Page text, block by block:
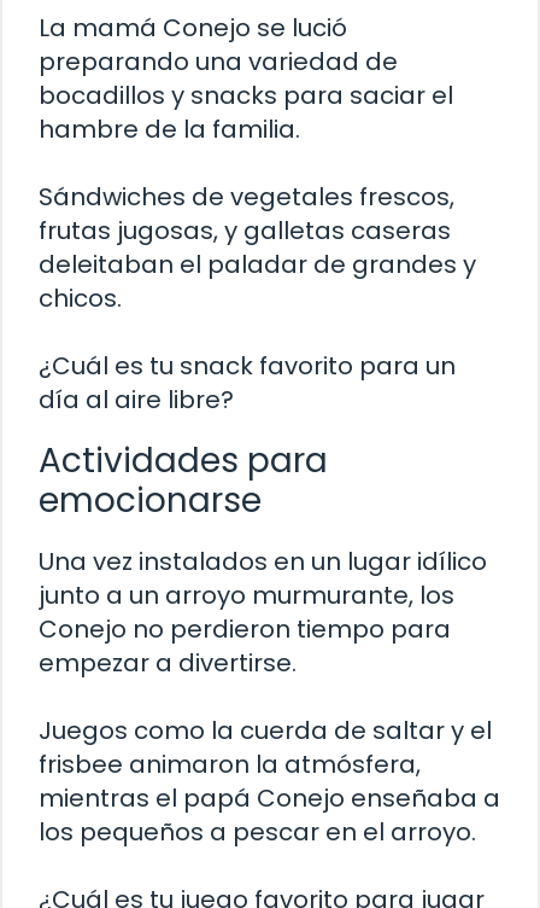
La mamá Conejo se lució
preparando una variedad de
bocadillos y snacks para saciar el
hambre de la familia.
Sándwiches de vegetales frescos,
frutas jugosas, y galletas caseras
deleitaban el paladar de grandes y
chicos.
¿Cuál es tu snack favorito para un
día al aire libre?
Actividades para
emocionarse
Una vez instalados en un lugar idílico
junto a un arroyo murmurante, los
Conejo no perdieron tiempo para
empezar a divertirse.
Juegos como la cuerda de saltar y el
frisbee animaron la atmósfera,
mientras el papá Conejo enseñaba a
los pequeños a pescar en el arroyo.
¿Cuál es tu juego favorito para jugar